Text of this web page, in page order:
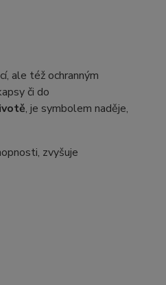
ale též ochranným
či do
, je symbolem naděje,
zvyšuje